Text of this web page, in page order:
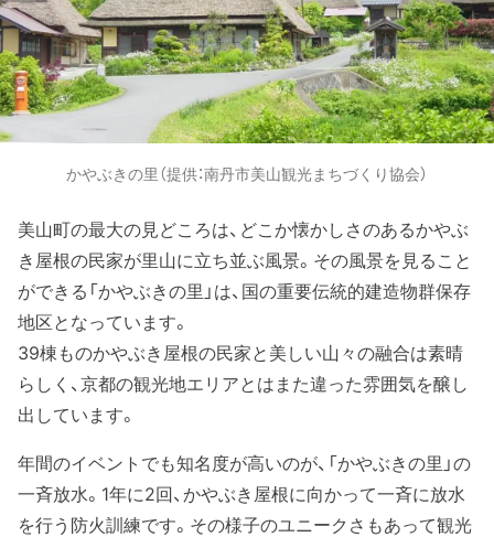
かやぶきの里（提供：南丹市美山観光まちづくり協会）
美山町の最大の見どころは、どこか懐かしさのあるかやぶ
き屋根の民家が里山に立ち並ぶ風景。その風景を見ること
ができる「かやぶきの里」は、国の重要伝統的建造物群保存
地区となっています。
39棟ものかやぶき屋根の民家と美しい山々の融合は素晴
らしく、京都の観光地エリアとはまた違った雰囲気を醸し
出しています。
年間のイベントでも知名度が高いのが、「かやぶきの里」の
一斉放水。1年に2回、かやぶき屋根に向かって一斉に放水
を行う防火訓練です。その様子のユニークさもあって観光